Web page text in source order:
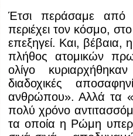
Έτσι περάσαμε από
περιέχει τον κόσμο,
επεξηγεί. Και,
πλήθος ατομικών
ολίγο
διαδοχικές
ανθρώπου». Αλλά τα
πολύ χρόνο
τα οποία η Ρώμη